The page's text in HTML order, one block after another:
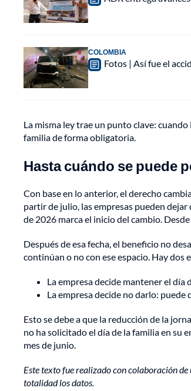
COLOMBIA
Fotos | Así fue el
La misma ley trae un punto clave:
familia de forma obligatoria.
Hasta cuándo se puede
Con base en lo anterior, el derecho
partir de julio, las empresas pueden
de 2026 marca el inicio del cambio.
Después de esa fecha, el beneficio no
continúan o no con ese espacio. Hay dos
La empresa decide mantener el
La empresa decide no darlo:
Esto se debe a que la reducción de la
no ha solicitado el día de la familia en su
mes de junio.
Este texto fue realizado con colaboración
totalidad los datos.